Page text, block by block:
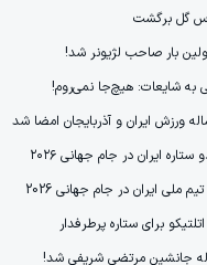
گل برگشت
بار صاحب لژیونر شد!
به شایعات: هیچ‌جا نمی‌روم!
‌ورزش ایران و آذربایجان امضا شد
ایران در جام جهانی ۲۰۲۶
ملی ایران در جام جهانی 2026
برای ستاره پرطرفدار